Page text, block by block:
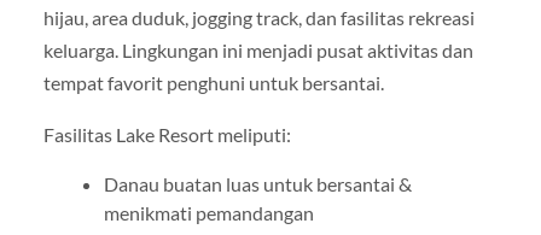
hijau, area duduk, jogging track, dan fasilitas rekreasi
keluarga. Lingkungan ini menjadi pusat aktivitas dan
tempat favorit penghuni untuk bersantai.
Fasilitas Lake Resort meliputi:
Danau buatan luas untuk bersantai &
menikmati pemandangan